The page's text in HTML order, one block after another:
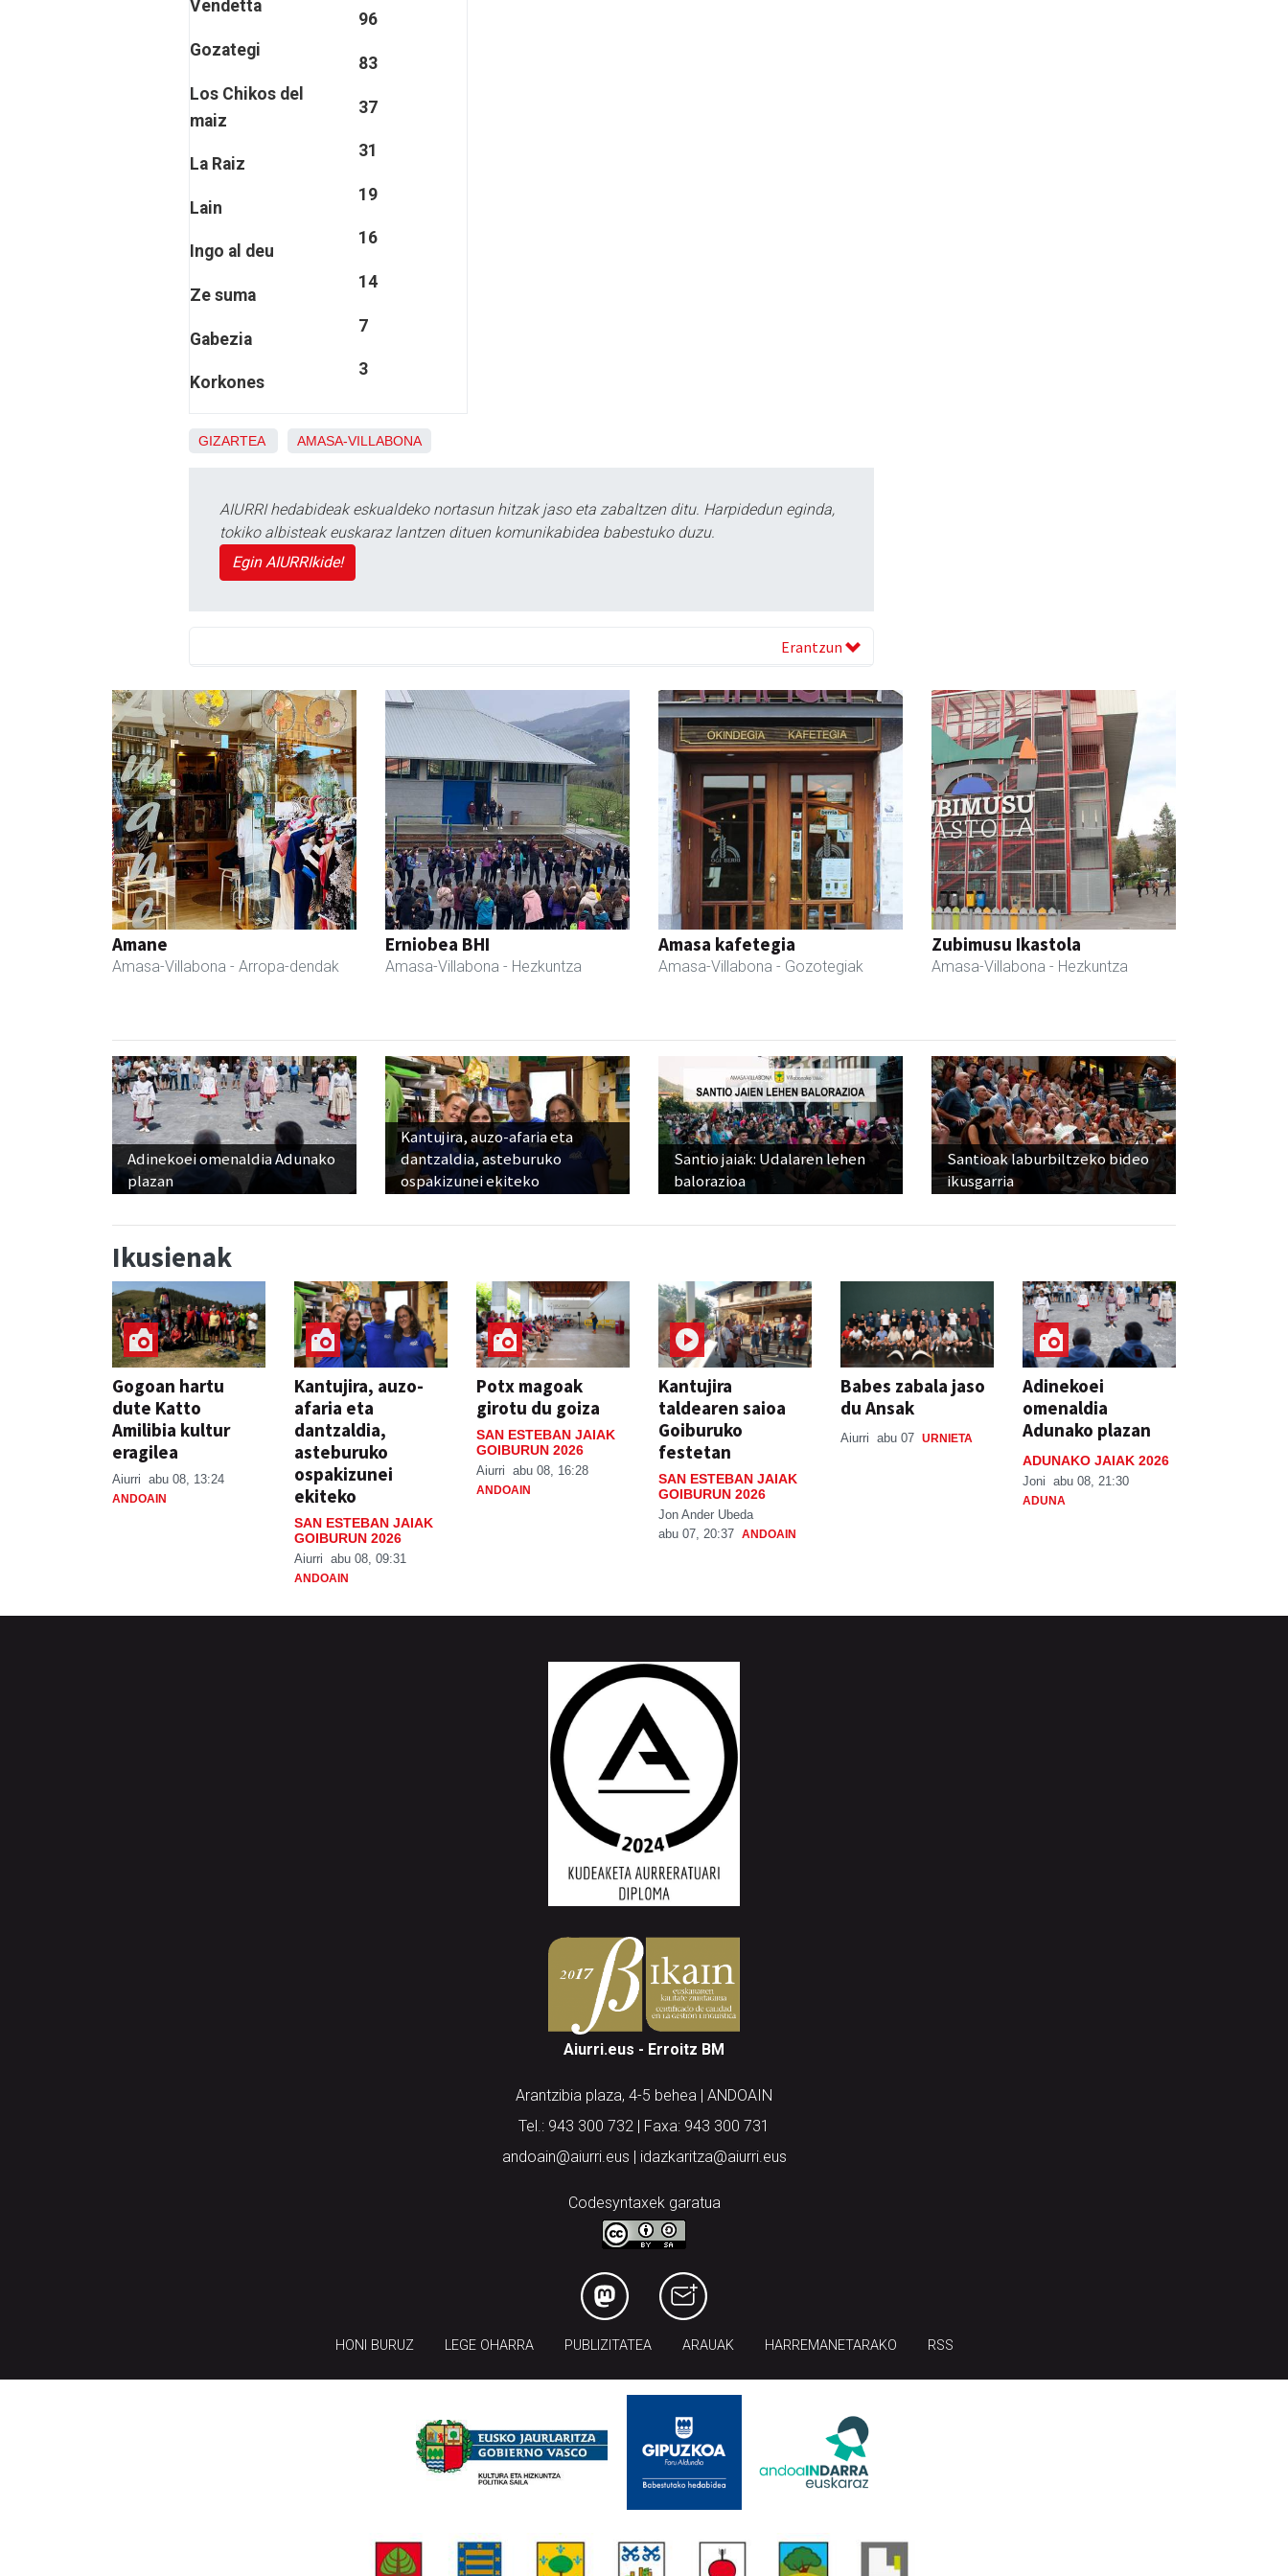
Vendetta
Gozategi
Los Chikos del
maiz
La Raiz
Lain
Ingo al deu
Ze suma
Gabezia
Korkones
96
83
37
31
19
16
14
7
3
GIZARTEA AMASA-VILLABONA
AIURRI hedabideak eskualdeko nortasun hitzak jaso eta zabaltzen ditu. Harpidedun eginda,
tokiko albisteak euskaraz lantzen dituen komunikabidea babestuko duzu.
Egin AIURRIkide!
Erantzun
Amane
Amasa-Villabona - Arropa-dendak
Erniobea BHI
Amasa-Villabona - Hezkuntza
Amasa kafetegia
Amasa-Villabona - Gozotegiak
Zubimusu Ikastola
Amasa-Villabona - Hezkuntza
Adinekoei omenaldia Adunako
plazan
Kantujira, auzo-afaria eta
dantzaldia, asteburuko
ospakizunei ekiteko
Santio jaiak: Udalaren lehen
balorazioa
Santioak laburbiltzeko bideo
ikusgarria
Ikusienak
Gogoan hartu
dute Katto
Amilibia kultur
eragilea
Aiurri abu 08, 13:24
ANDOAIN
Kantujira, auzo-
afaria eta
dantzaldia,
asteburuko
ospakizunei
ekiteko
SAN ESTEBAN JAIAK
GOIBURUN 2026
Aiurri abu 08, 09:31
ANDOAIN
Potx magoak
girotu du goiza
SAN ESTEBAN JAIAK
GOIBURUN 2026
Aiurri abu 08, 16:28
ANDOAIN
Kantujira
taldearen saioa
Goiburuko
festetan
SAN ESTEBAN JAIAK
GOIBURUN 2026
Jon Ander Ubeda
abu 07, 20:37 ANDOAIN
Babes zabala jaso
du Ansak
Aiurri abu 07 URNIETA
Adinekoei
omenaldia
Adunako plazan
ADUNAKO JAIAK 2026
Joni abu 08, 21:30
ADUNA
Aiurri.eus - Erroitz BM
Arantzibia plaza, 4-5 behea | ANDOAIN
Tel.: 943 300 732 | Faxa: 943 300 731
andoain@aiurri.eus | idazkaritza@aiurri.eus
Codesyntaxek garatua
HONI BURUZ LEGE OHARRA PUBLIZITATEA ARAUAK HARREMANETARAKO RSS